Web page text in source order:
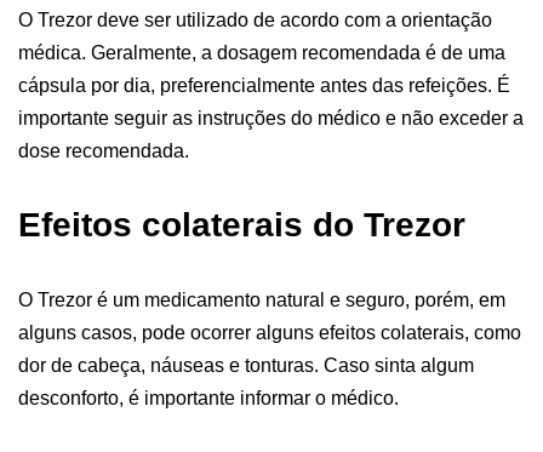
O Trezor deve ser utilizado de acordo com a orientação
médica. Geralmente, a dosagem recomendada é de uma
cápsula por dia, preferencialmente antes das refeições. É
importante seguir as instruções do médico e não exceder a
dose recomendada.
Efeitos colaterais do Trezor
O Trezor é um medicamento natural e seguro, porém, em
alguns casos, pode ocorrer alguns efeitos colaterais, como
dor de cabeça, náuseas e tonturas. Caso sinta algum
desconforto, é importante informar o médico.